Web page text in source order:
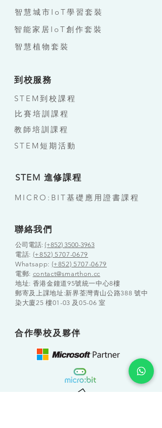
智慧城市IoT學習套裝
智能家居IoT創作套裝
智慧植物套裝
到校服務
STEM到校課程
比賽培訓課程
教師培訓課程
STEM短期活動
STEM 進修課程
MICRO:BIT基礎應用證書課程
聯絡我們
公司電話: (+852) 3500-3963
電話: (+852) 5707-0679
Whatsapp: (+852) 5707-0679
​電郵: contact@smarthon.cc
地址: 香港金鐘道95號統一中心8樓
郵寄及上課地址:新界荃灣青山公路388 號中
染大廈25 樓01-03 及05-06 室
合作學校及夥伴